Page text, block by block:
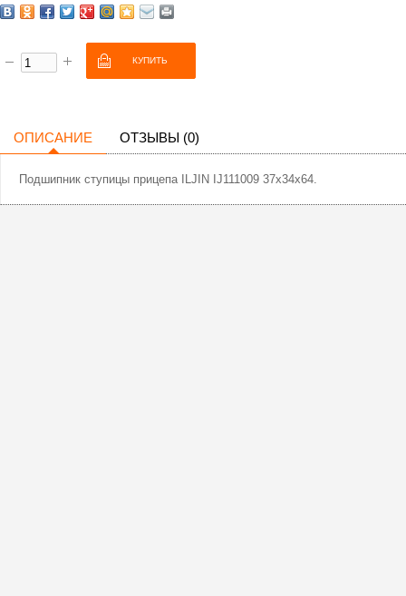
ОПИСАНИЕ ОТЗЫВЫ (0)
Подшипник ступицы прицепа ILJIN IJ111009 37x34x64.